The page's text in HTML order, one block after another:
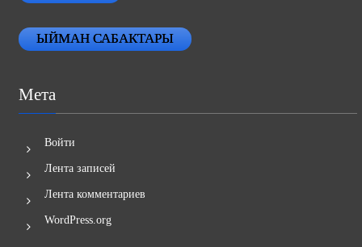
ЫЙМАН САБАКТАРЫ
Мета
Войти
Лента записей
Лента комментариев
WordPress.org